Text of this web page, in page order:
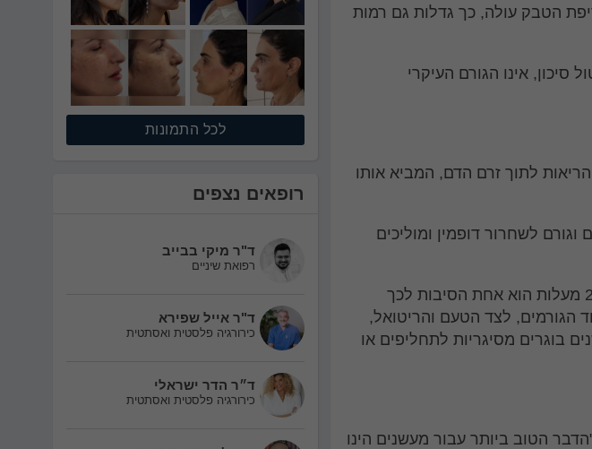
הטבק עולה, כך גדלות גם רמות
סיכון, אינו הגורם העיקרי
לתוך זרם הדם, המביא אותו
לשחרור דופמין ומוליכים
הניקוטין המשתחרר בטמפרטורה של 247 מעלות הוא אחת הסיבות לכך
הגורמים, לצד הטעם והריטואל,
בוגרים מסיגריות לתחליפים או
הטוב ביותר עבור מעשנים הינו
לכל התמונות
רופאים נצפים
ד"ר מיקי בבייב
רפואת שיניים
ד"ר אייל שפירא
כירורגיה פלסטית ואסתטית
ד״ר הדר ישראלי
כירורגיה פלסטית ואסתטית